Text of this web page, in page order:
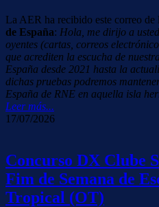
La AER ha recibido este correo de
de España: Hola, me dirijo a
oyentes (cartas, correos
que acrediten la escucha de
España desde 2021 hasta la
dichas pruebas podremos
España de RNE en aquella isla
Leer más...
17/07/2026
Concurso DX Clube
Fim de Semana de
Tropical (OT)